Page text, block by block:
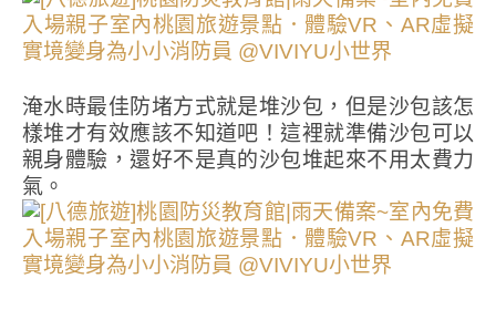
淹水時最佳防堵方式就是堆沙包，但是沙包該怎
樣堆才有效應該不知道吧！這裡就準備沙包可以
親身體驗，還好不是真的沙包堆起來不用太費力
氣。